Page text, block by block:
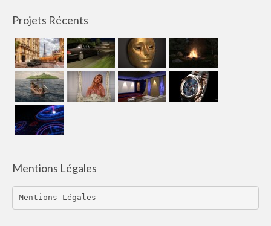
Projets Récents
Mentions Légales
Mentions Légales